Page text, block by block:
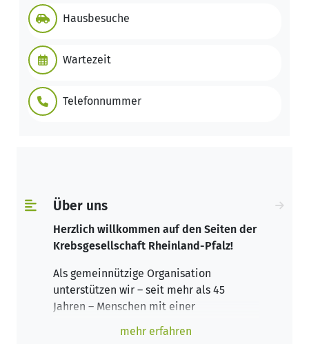
Hausbesuche
Wartezeit
Telefonnummer
Über uns
Herzlich willkommen auf den Seiten der
Krebsgesellschaft Rheinland-Pfalz!
Als gemeinnützige Organisation
unterstützen wir – seit mehr als 45
Jahren – Menschen mit einer
individuell, unabhängig, kostenfrei und
mehr erfahren